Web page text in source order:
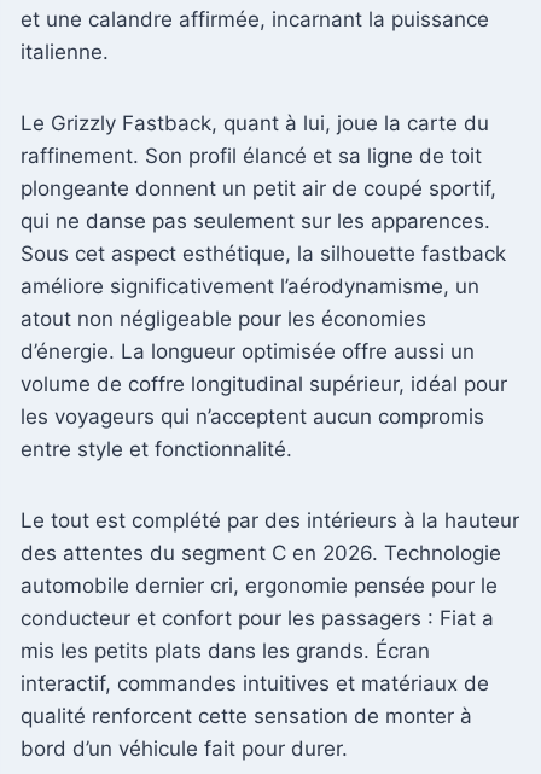
et une calandre affirmée, incarnant la puissance
italienne.
Le Grizzly Fastback, quant à lui, joue la carte du
raffinement. Son profil élancé et sa ligne de toit
plongeante donnent un petit air de coupé sportif,
qui ne danse pas seulement sur les apparences.
Sous cet aspect esthétique, la silhouette fastback
améliore significativement l’aérodynamisme, un
atout non négligeable pour les économies
d’énergie. La longueur optimisée offre aussi un
volume de coffre longitudinal supérieur, idéal pour
les voyageurs qui n’acceptent aucun compromis
entre style et fonctionnalité.
Le tout est complété par des intérieurs à la hauteur
des attentes du segment C en 2026. Technologie
automobile dernier cri, ergonomie pensée pour le
conducteur et confort pour les passagers : Fiat a
mis les petits plats dans les grands. Écran
interactif, commandes intuitives et matériaux de
qualité renforcent cette sensation de monter à
bord d’un véhicule fait pour durer.